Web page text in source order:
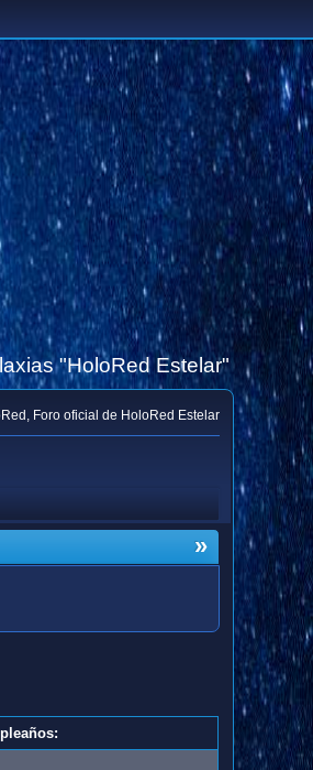
"HoloRed Estelar"
Foro oficial de HoloRed Estelar
»